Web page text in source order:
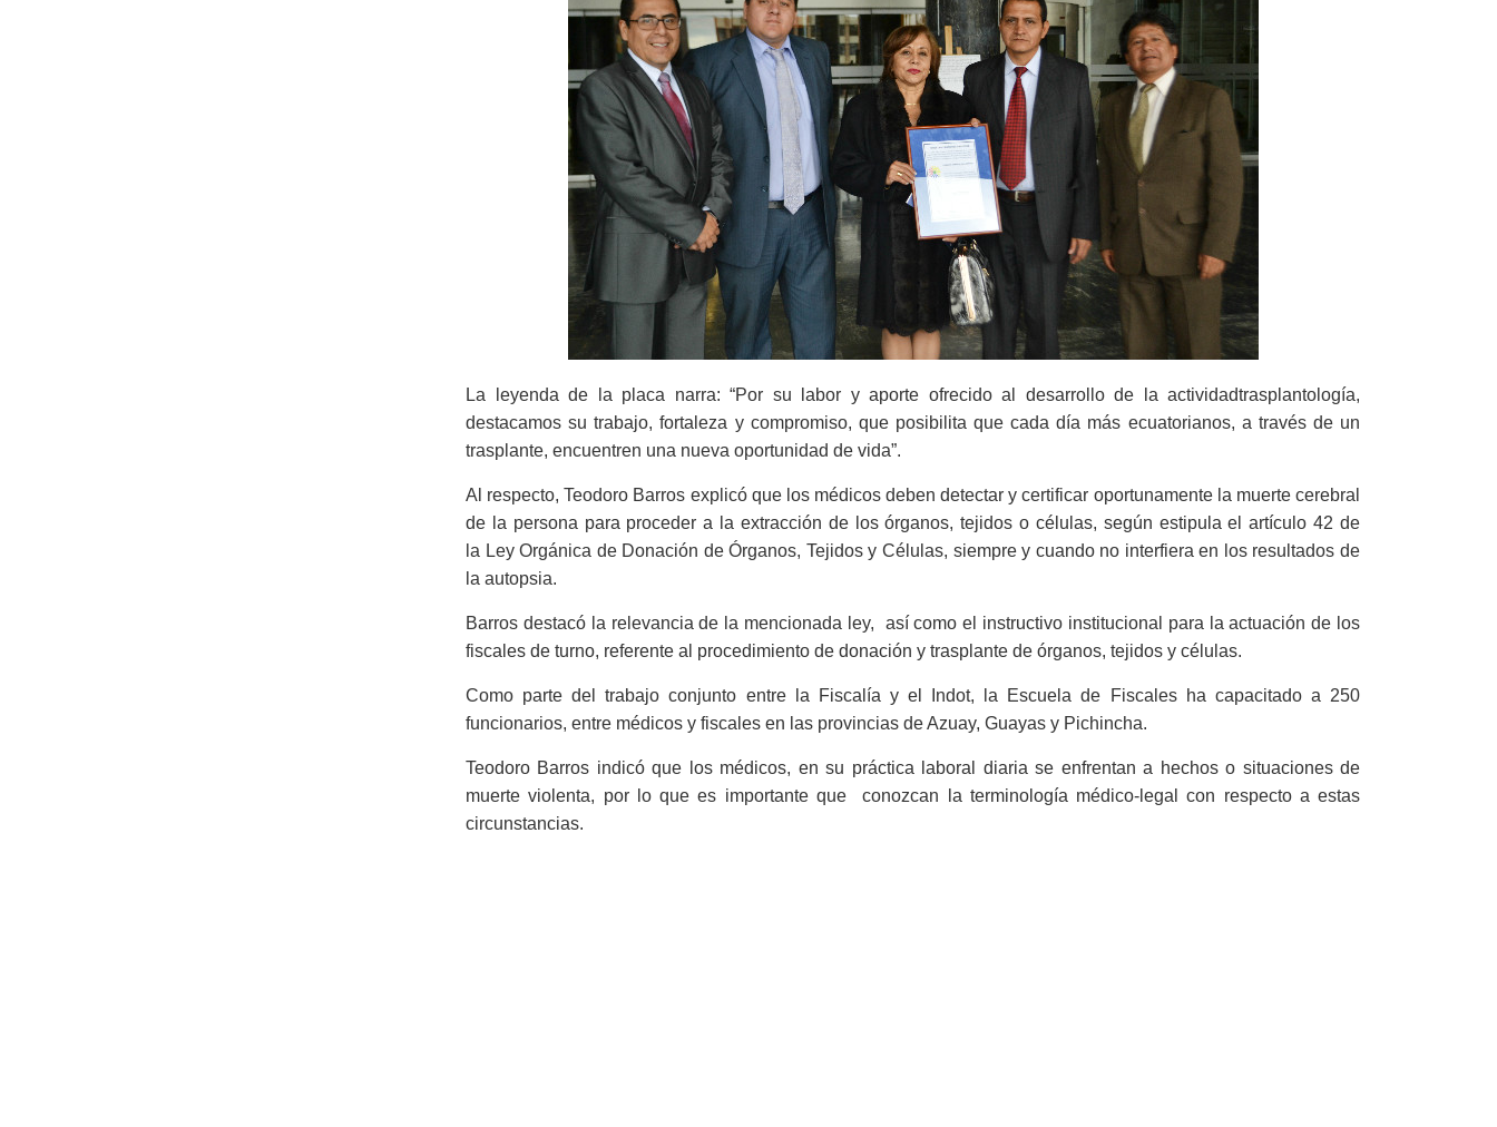
La leyenda de la placa narra: “Por su labor y aporte ofrecido al desarrollo de la actividadtrasplantología,
destacamos su trabajo, fortaleza y compromiso, que posibilita que cada día más ecuatorianos, a través de un
trasplante, encuentren una nueva oportunidad de vida”.
Al respecto, Teodoro Barros explicó que los médicos deben detectar y certificar oportunamente la muerte cerebral
de la persona para proceder a la extracción de los órganos, tejidos o células, según estipula el artículo 42 de
la Ley Orgánica de Donación de Órganos, Tejidos y Células, siempre y cuando no interfiera en los resultados de
la autopsia.
Barros destacó la relevancia de la mencionada ley, así como el instructivo institucional para la actuación de los
fiscales de turno, referente al procedimiento de donación y trasplante de órganos, tejidos y células.
Como parte del trabajo conjunto entre la Fiscalía y el Indot, la Escuela de Fiscales ha capacitado a 250
funcionarios, entre médicos y fiscales en las provincias de Azuay, Guayas y Pichincha.
Teodoro Barros indicó que los médicos, en su práctica laboral diaria se enfrentan a hechos o situaciones de
muerte violenta, por lo que es importante que conozcan la terminología médico-legal con respecto a estas
circunstancias.